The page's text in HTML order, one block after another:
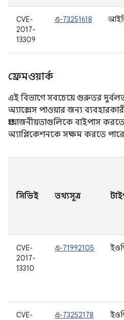
CVE-
2017-
13309
এ-73251618
ফ্রেমওয়ার্ক
এই বিভাগে সবচেয়ে গুরুতর
অ্যাক্সেস পাওয়ার জন্য
প্রয়োজনীয়তাগুলিকে বাইপাস
অ্যাপ্লিকেশনকে সক্ষম করতে
সিভিই তথ্যসূত্র
CVE-
2017-
13310
এ-71992105
CVE-
এ-73252178